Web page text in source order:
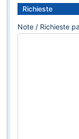
Richieste
Note / Richieste